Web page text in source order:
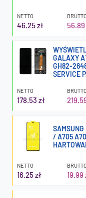
NETTO
46.25 zł 56.89
GALAXY
GH82-
SERVICE
NETTO
178.53 zł
/ A705
NETTO
16.25 zł 19.99